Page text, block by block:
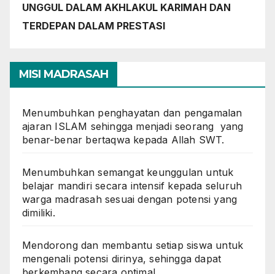
UNGGUL DALAM AKHLAKUL KARIMAH DAN
TERDEPAN DALAM PRESTASI
MISI MADRASAH
Menumbuhkan penghayatan dan pengamalan
ajaran ISLAM sehingga menjadi seorang yang
benar-benar bertaqwa kepada Allah SWT.
Menumbuhkan semangat keunggulan untuk
belajar mandiri secara intensif kepada seluruh
warga madrasah sesuai dengan potensi yang
dimiliki.
Mendorong dan membantu setiap siswa untuk
mengenali potensi dirinya, sehingga dapat